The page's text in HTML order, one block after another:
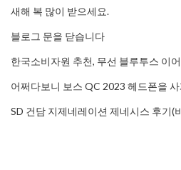
새해 복 많이 받으세요.
블로그 문을 닫습니다
한국소비자원 추천, 무선 블루투스 이
어쩌다보니 보스 QC 2023 헤드폰을
SD 건담 지제네레이션 제네시스 후기(